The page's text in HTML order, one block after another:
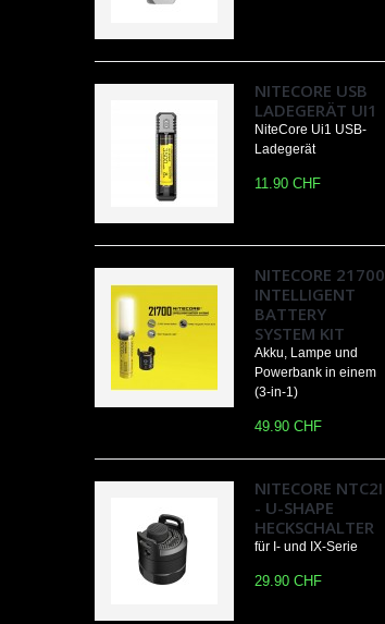
NITECORE USB
LADEGERÄT UI1
NiteCore Ui1 USB-
Ladegerät
11.90 CHF
NITECORE 21700
INTELLIGENT
BATTERY
SYSTEM KIT
Akku, Lampe und
Powerbank in einem
(3-in-1)
49.90 CHF
NITECORE NTC2I
- U-SHAPE
HECKSCHALTER
für I- und IX-Serie
29.90 CHF